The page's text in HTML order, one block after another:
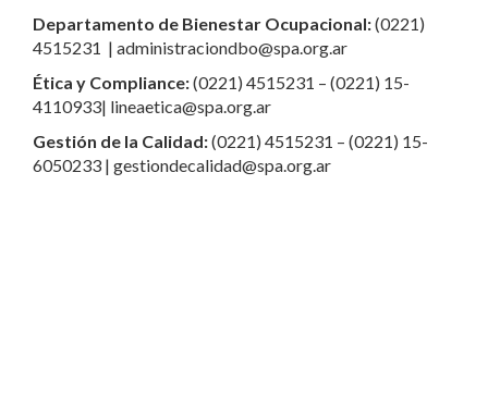
Departamento de Bienestar Ocupacional:(0221)
4515231 | administraciondbo@spa.org.ar
Ética y Compliance:(0221) 4515231 – (0221) 15-
4110933| lineaetica@spa.org.ar
Gestión de la Calidad:(0221) 4515231 – (0221) 15-
6050233 | gestiondecalidad@spa.org.ar